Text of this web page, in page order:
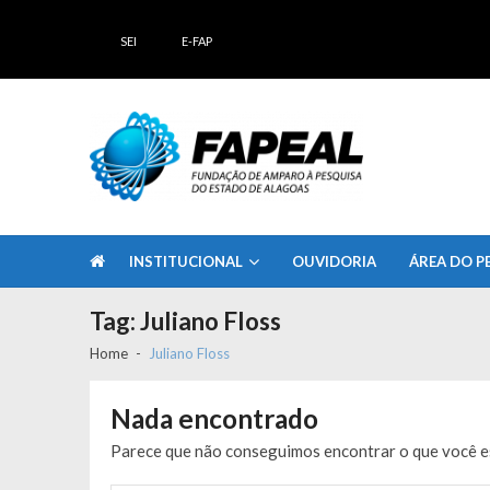
SEI E-FAP
INSTITUCIONAL OUVIDORIA ÁREA DO
Tag:Juliano Floss
Home Juliano Floss
Nada encontrado
Parece que não conseguimos encontrar o que você